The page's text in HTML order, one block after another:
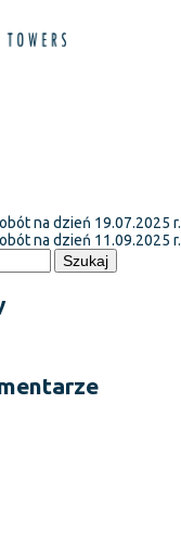
na dzień 19.07.2025 r.
na dzień 11.09.2025 r.